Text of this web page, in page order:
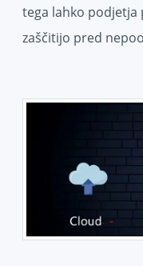
tega lahko podjetja
zaščitijo pred